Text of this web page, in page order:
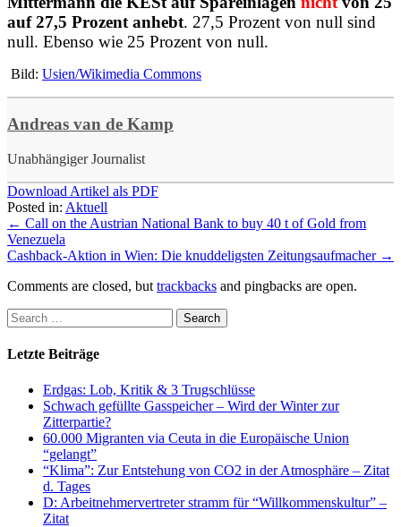
auf 27,5 Prozent anhebt. 27,5 Prozent von null sind
null. Ebenso wie 25 Prozent von null.
Bild: Usien/Wikimedia Commons
Andreas van de Kamp
Unabhängiger Journalist
Download Artikel als PDF
Posted in: Aktuell
← Call on the Austrian National Bank to buy 40 t of Gold from
Venezuela
Cashback-Aktion in Wien: Die knuddeligsten Zeitungsaufmacher →
Comments are closed, but trackbacks and pingbacks are open.
Letzte Beiträge
Erdgas: Lob, Kritik & 3 Trugschlüsse
Schwach gefüllte Gasspeicher – Wird der Winter zur
Zitterpartie?
60.000 Migranten via Ceuta in die Europäische Union
“gelangt”
“Klima”: Zur Entstehung von CO2 in der Atmosphäre – Zitat
d. Tages
D: Arbeitnehmervertreter stramm für “Willkommenskultur” –
Zitat